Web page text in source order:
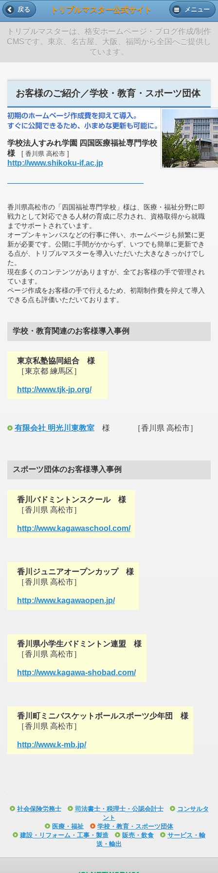
トリプルマスター公式サイト
戻る メニュー
トリプルマスターは、格安ホームページ・ブログ作成/制作
CMSです。東京、名古屋、大阪、福岡から全国へご提供し
ています。
お客様のご紹介／学校・教育・スポーツ団体
学校法人すみれ学園 四国医療福祉専門学校
様[ 香川県 高松市 ]
http://www.shikoku-if.ac.jp
香川県高松市の「四国福祉専門学校」様は、医療・福祉分野に即
戦力として対応できる人材の育成に尽力され、資格取得から就職
までサポートされています。
オープンキャンパスなどの行事に伴い、ホームページも頻繁に更
新が必要です。公開に手間がかからず、いつでも簡単に更新でき
る点が、トリプルマスターを導入いただいた大きなきっかけでし
た。
現在多くのコンテンツがありますが、全てお客様の手で管理され
ています。
ページ作成をお客様の手で行えるため、初期制作費を抑えて導入
できる点も評価いただいております。
学校・教育関連のお客様導入事例
東京私塾協同組合 様
［東京都 練馬区］
http://www.tjk-jp.org/
有限会社 明光川東教室 様 ［香川県 高松市］
スポーツ団体のお客様導入事例
香川バドミントンスクール 様
［香川県 高松市］
http://www.kagawaschool.com/
香川ジュニアオープンカップ 様
［香川県 高松市］
http://www.kagawaopen.jp/
香川県小学生バドミントン連盟 様
［香川県 高松市］
http://www.kagawa-shobad.com/
香川町ミニバスケットボールスポーツ少年団 様
［香川県 高松市］
http://www.k-mb.jp/
社会保険労務士 司法書士・税理士・公認会計士
コンサルタ
ント
医療・福祉
学校・教育・スポーツ団体
建設・リフォーム・工事・製造
販売・飲食
サービス・輸
送・輸出